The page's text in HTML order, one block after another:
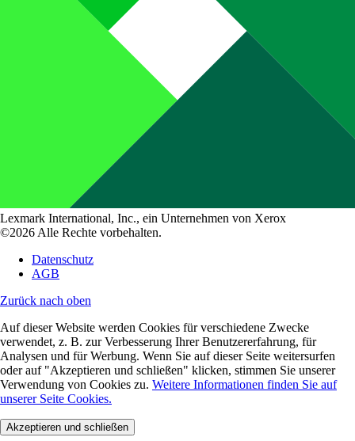
Lexmark International, Inc., ein Unternehmen von Xerox
©2026 Alle Rechte vorbehalten.
Datenschutz
AGB
Zurück nach oben
Auf dieser Website werden Cookies für verschiedene Zwecke
verwendet, z. B. zur Verbesserung Ihrer Benutzererfahrung, für
Analysen und für Werbung. Wenn Sie auf dieser Seite weitersurfen
oder auf "Akzeptieren und schließen" klicken, stimmen Sie unserer
Verwendung von Cookies zu. Weitere Informationen finden Sie auf
unserer Seite Cookies.
Akzeptieren und schließen